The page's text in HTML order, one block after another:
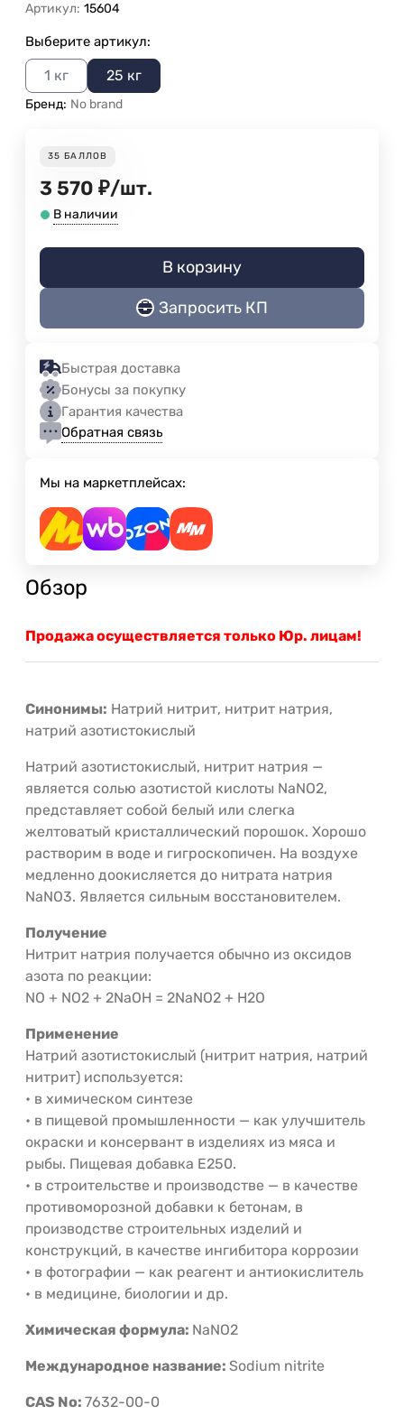
Артикул: 15604
Выберите артикул:
1 кг 25 кг
Бренд: No brand
35 БАЛЛОВ
3 570 ₽/шт.
В наличии
В корзину
Запросить КП
Быстрая доставка
Бонусы за покупку
Гарантия качества
Обратная связь
Мы на маркетплейсах:
Обзор
Продажа осуществляется только Юр. лицам!
Синонимы: Натрий нитрит, нитрит натрия,
натрий азотистокислый
Натрий азотистокислый, нитрит натрия —
является солью азотистой кислоты NaNO2,
представляет собой белый или слегка
желтоватый кристаллический порошок. Хорошо
растворим в воде и гигроскопичен. На воздухе
медленно доокисляется до нитрата натрия
NaNO3. Является сильным восстановителем.
Получение
Нитрит натрия получается обычно из оксидов
азота по реакции:
NO + NO2 + 2NaOH = 2NaNO2 + Н2О
Применение
Натрий азотистокислый (нитрит натрия, натрий
нитрит) используется:
• в химическом синтезе
• в пищевой промышленности — как улучшитель
окраски и консервант в изделиях из мяса и
рыбы. Пищевая добавка E250.
• в строительстве и производстве — в качестве
противоморозной добавки к бетонам, в
производстве строительных изделий и
конструкций, в качестве ингибитора коррозии
• в фотографии — как реагент и антиокислитель
• в медицине, биологии и др.
Химическая формула: NaNO2
Международное название: Sodium nitrite
CAS No: 7632-00-0